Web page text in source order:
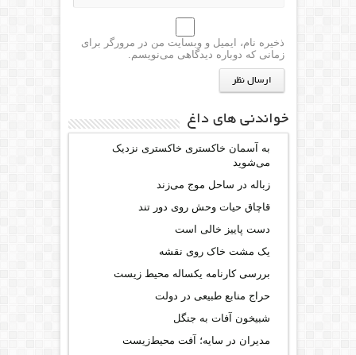
ذخیره نام، ایمیل و وبسایت من در مرورگر برای
زمانی که دوباره دیدگاهی می‌نویسم.
خواندنی های داغ
به آسمان خاکستری خاکستری نزدیک
می‌شوید
زباله در ساحل موج می‌زند
قاچاق حیات وحش روی دور تند
دست پاییز خالی است
یک مشت خاک روی نقشه
بررسی کارنامه یکساله محیط‌ زیست
حراج منابع طبیعی در دولت
شبیخون آفات به جنگل
مدیران در سایه؛ آفت محیط‌‌زیست